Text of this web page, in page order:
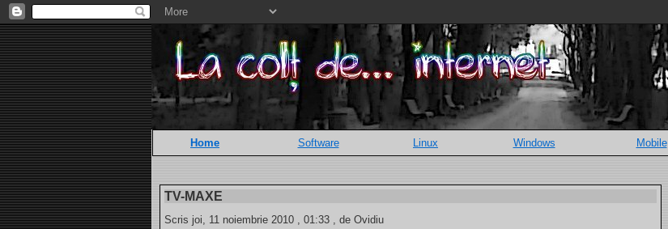
Home Software Linux Windows Mobile
TV-MAXE
Scris joi, 11 noiembrie 2010 , 01:33 , de Ovidiu